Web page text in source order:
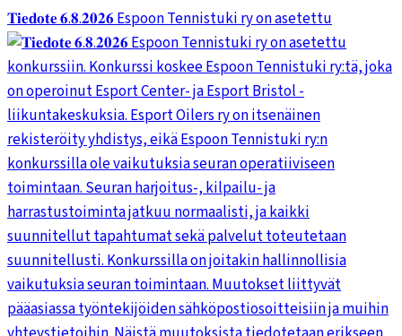
𝐓𝐢𝐞𝐝𝐨𝐭𝐞 𝟔.𝟖.𝟐𝟎𝟐𝟔 Espoon Tennistuki ry on asetettu